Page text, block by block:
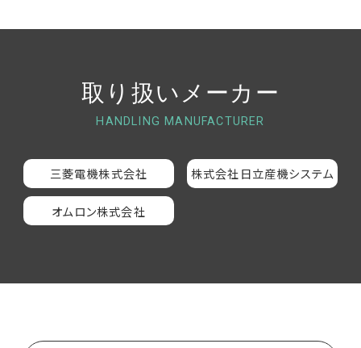
取り扱いメーカー
HANDLING MANUFACTURER
三菱電機株式会社 株式会社日立産機システム
オムロン株式会社